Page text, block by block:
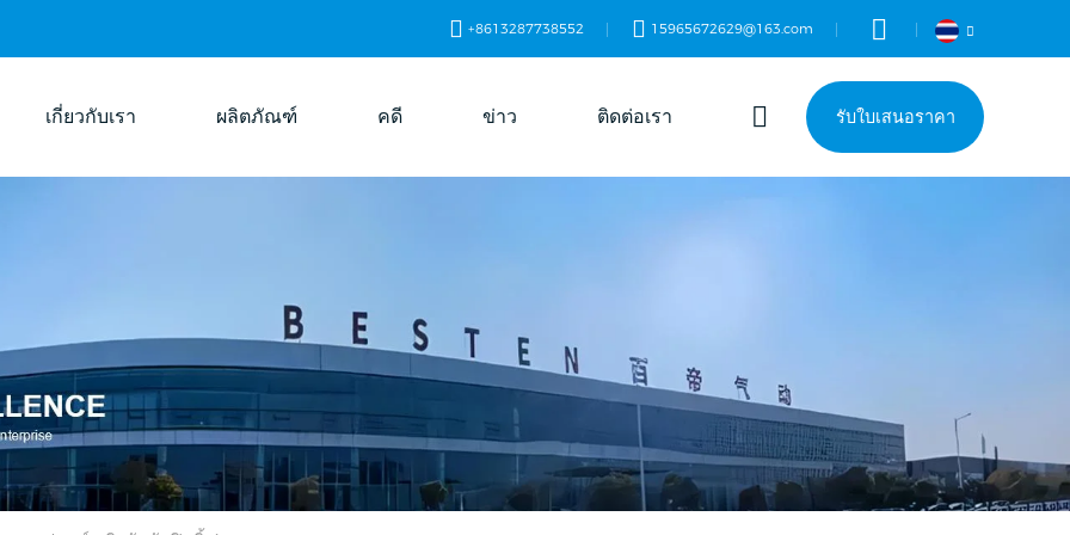
+8613287738552 15965672629@163.com
เกี่ยวกับเรา ผลิตภัณฑ์ คดี ข่าว ติดต่อเรา รับใบเสนอราคา